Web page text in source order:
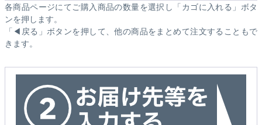
各商品ページにてご購入商品の数量を選択し「カゴに入れる」ボタ
ンを押します。
「◀戻る」ボタンを押して、他の商品をまとめて注文することもで
きます。